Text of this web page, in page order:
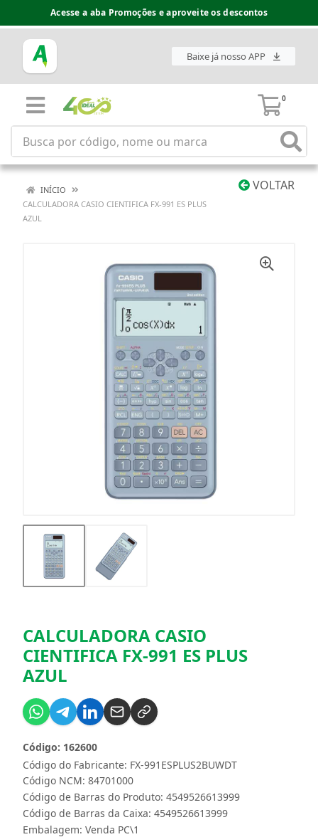
Acesse a aba Promoções e aproveite os descontos
Baixe já nosso APP
0
VOLTAR
INÍCIO
CALCULADORA CASIO CIENTIFICA FX-991 ES PLUS
AZUL
CALCULADORA CASIO
CIENTIFICA FX-991 ES PLUS
AZUL
Código do Fabricante: FX-991ESPLUS2BUWDT
Código: 162600
Código NCM: 84701000
Código de Barras do Produto: 4549526613999
Código de Barras da Caixa: 4549526613999
Embalagem: Venda PC\1